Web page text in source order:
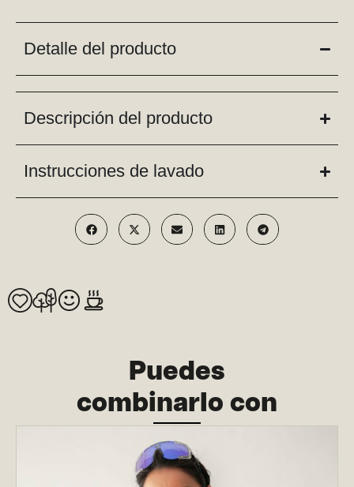
Detalle del producto
Descripción del producto
Instrucciones de lavado
Puedes
combinarlo con